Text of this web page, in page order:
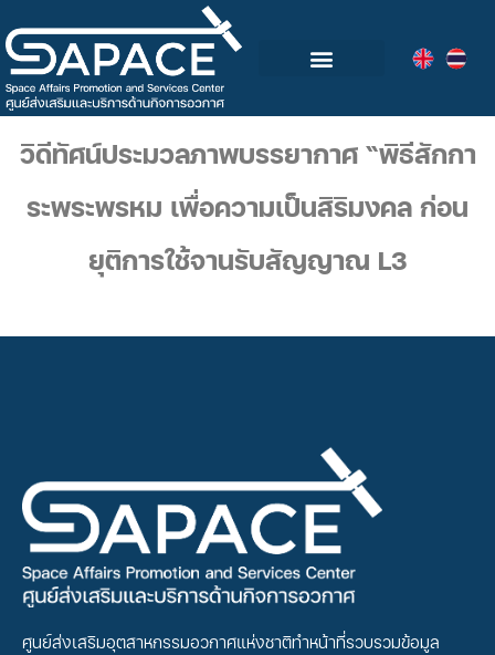
วิดีทัศน์ประมวลภาพบรรยากาศ “พิธีสักกา
ระพระพรหม เพื่อความเป็นสิริมงคล ก่อน
ยุติการใช้จานรับสัญญาณ L3
ศูนย์ส่งเสริมอุตสาหกรรมอวกาศแห่งชาติทำหน้าที่รวบรวมข้อมูล